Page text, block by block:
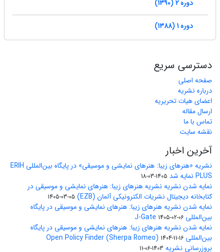
دوره 2 (1390)
دوره 1 (1388)
دسترسی سریع
صفحه اصلی
درباره نشریه
اعضای هیات تحریریه
ارسال مقاله
تماس با ما
نقشه سایت
آخرین اخبار
نشریه «هنرهای زیبا: هنرهای نمایشی و موسیقی» در پایگاه بین‌المللی ERIH
PLUS نمایه شد
1405-03-18
نمایه شدن نشریه نشریه هنرهای زیبا: هنرهای نمایشی و موسیقی در
کتابخانه دیجیتال نشریات الکترونیکی آلمان (EZB)
1405-03-05
نمایه شدن نشریه هنرهای زیبا: هنرهای نمایشی و موسیقی در پایگاه
بین‌المللی J-Gate 1405-02-06
نمایه شدن نشریه هنرهای زیبا: هنرهای نمایشی و موسیقی در پایگاه
بین‌المللی Open Policy Finder (Sherpa Romeo) 1404-11-16
بروزرسانی نشریه 1403-06-11